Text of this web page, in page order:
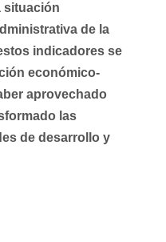
situación
de la
indicadores se
económico-
aprovechado
las
de desarrollo y